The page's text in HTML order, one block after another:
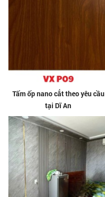
Tấm ốp nano cắt theo yêu cầu
tại Dĩ An